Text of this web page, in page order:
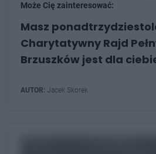
Może Cię zainteresować:
Masz
Charytatywny Rajd
Brzuszków jest dla
AUTOR: Jacek Skorek